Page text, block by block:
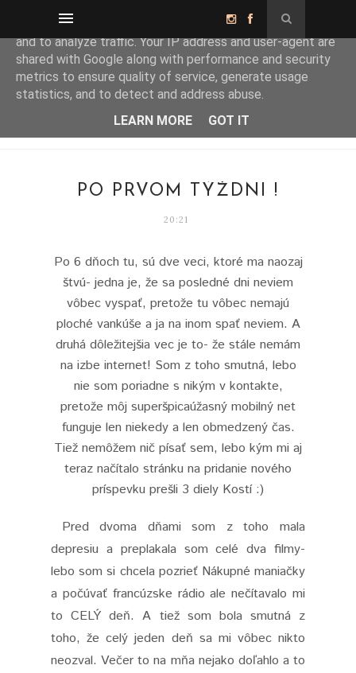
PO PRVOM TÝŽDNI !
20:21
Po 6 dňoch tu, sú dve veci, ktoré ma naozaj
štvú- jedna je, že sa posledné dni neviem
vôbec vyspať, pretože tu vôbec nemajú
ploché vankúše a ja na inom spať neviem. A
druhá dôležitejšia vec je to- že stále nemám
na izbe internet! Som z toho smutná, lebo
nie som poriadne s nikým v kontakte,
pretože môj superšpicaúžasný mobilný net
funguje len niekedy a len obmedzený čas.
Tiež nemôžem nič písať sem, lebo kým mi aj
teraz načítalo stránku na pridanie nového
príspevku prešli 3 diely Kostí :)
Pred dvoma dňami som z toho mala
depresiu a preplakala som celé dva filmy-
lebo som si chcela pozrieť Nákupné maniačky
a počúvať francúzske rádio ale nečítavalo mi
to CELÝ deň. A tiež som bola smutná z
toho, že celý jeden deň sa mi vôbec nikto
neozval. Večer to na mňa nejako doľahlo a to
This site uses cookies from Google to deliver its services
and to analyze traffic. Your IP address and user-agent are
shared with Google along with performance and security
metrics to ensure quality of service, generate usage
statistics, and to detect and address abuse.
LEARN MORE
GOT IT